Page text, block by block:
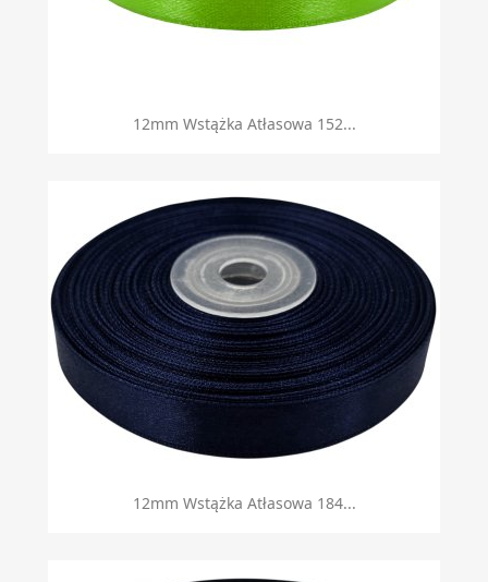
12mm Wstążka Atłasowa 152...
12mm Wstążka Atłasowa 184...